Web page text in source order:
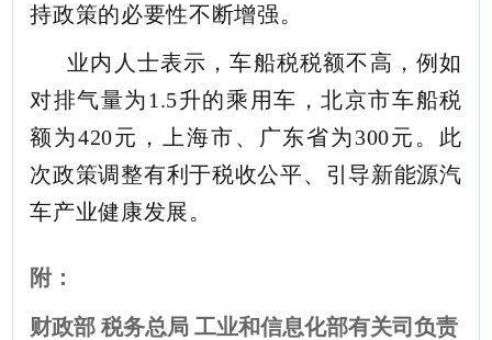
持政策的必要性不断增强。
业内人士表示，车船税税额不高，例如
对排气量为1.5升的乘用车，北京市车船税
额为420元，上海市、广东省为300元。此
次政策调整有利于税收公平、引导新能源汽
车产业健康发展。
附：
财政部 税务总局 工业和信息化部有关司负责